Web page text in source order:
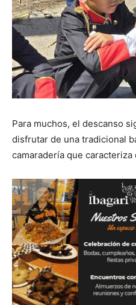
Para muchos, el descanso
disfrutar de una tradicional
camaradería que caracteriza